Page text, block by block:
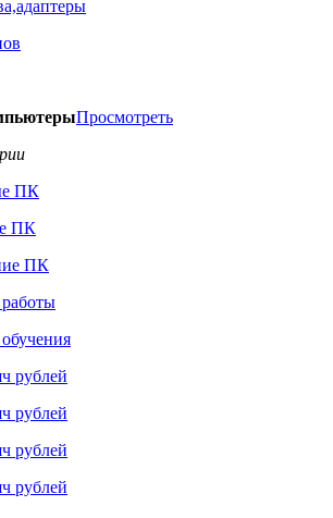
Просмотреть
ПК
ПК
ПК
рублей
рублей
рублей
рублей